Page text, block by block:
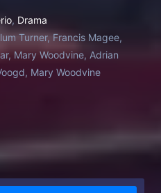
entonces cambie la
Nick acepta un trabajo
de mantener a su
recién llegado Liam se
original.
, Drama
Turner, Francis Magee,
Mary Woodvine, Adrian
Mary Woodvine